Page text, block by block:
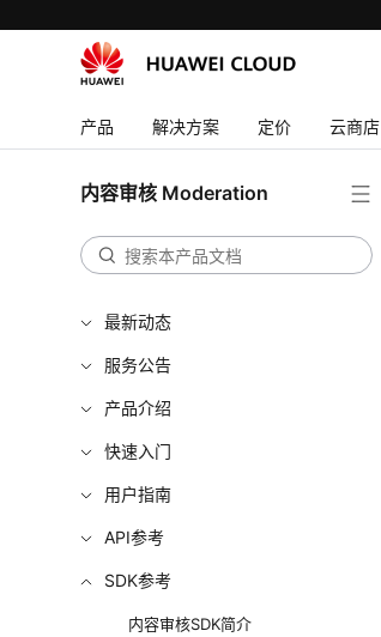
产品 解决方案 定价 云商店
内容审核 Moderation
最新动态
服务公告
产品介绍
快速入门
用户指南
API参考
SDK参考
内容审核SDK简介